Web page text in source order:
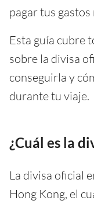
pagar tus
Esta guía cubre
sobre la divisa
conseguirla y
durante tu viaje.
¿Cuál es la
La divisa oficial
Hong Kong, el